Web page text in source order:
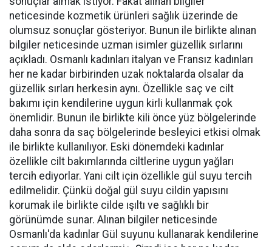
neticesinde kozmetik ürünleri sağlık üzerinde de
olumsuz sonuçlar gösteriyor. Bunun ile birlikte alınan
bilgiler neticesinde uzman isimler güzellik sırlarını
açıkladı. Osmanlı kadınları italyan ve Fransız kadınları
her ne kadar birbirinden uzak noktalarda olsalar da
güzellik sırları herkesin aynı. Özellikle saç ve cilt
bakımı için kendilerine uygun kirli kullanmak çok
önemlidir. Bunun ile birlikte kili önce yüz bölgelerinde
daha sonra da saç bölgelerinde besleyici etkisi olmak
ile birlikte kullanılıyor. Eski dönemdeki kadınlar
özellikle cilt bakımlarında ciltlerine uygun yağları
tercih ediyorlar. Yani cilt için özellikle gül suyu tercih
edilmelidir. Çünkü doğal gül suyu cildin yapısını
korumak ile birlikte cilde ışıltı ve sağlıklı bir
görünümde sunar. Alınan bilgiler neticesinde
Osmanlı'da kadınlar Gül suyunu kullanarak kendilerine